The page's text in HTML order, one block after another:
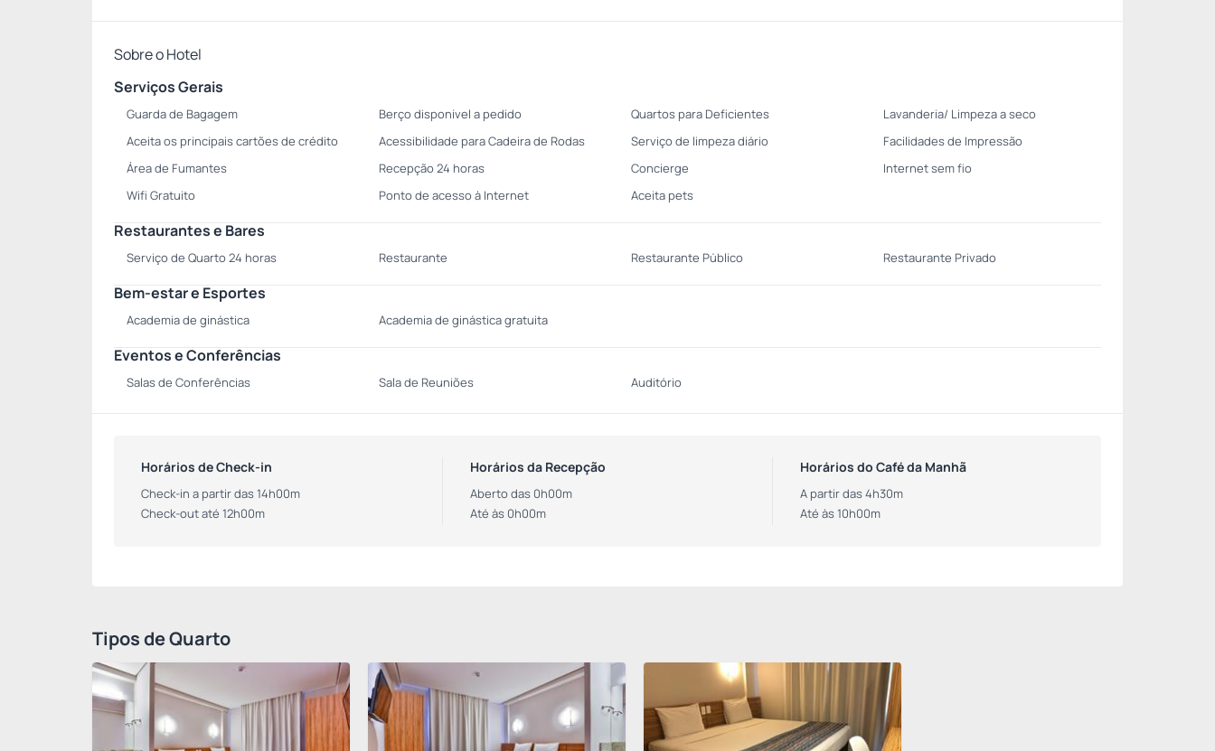
Sobre o Hotel
Serviços Gerais
Guarda de Bagagem Berço disponivel a pedido Quartos para Deficientes
Lavanderia/ Limpeza a seco
Aceita os principais cartões de crédito
Acessibilidade para Cadeira de Rodas Serviço de limpeza diário
Facilidades de Impressão
Área de Fumantes
Recepção 24 horas Concierge
Internet sem fio
Wifi Gratuito
Ponto de acesso à Internet Aceita pets
Restaurantes e Bares
Serviço de Quarto 24 horas Restaurante Restaurante Público Restaurante Privado
Bem-estar e Esportes
Academia de ginástica Academia de ginástica gratuita
Eventos e Conferências
Salas de Conferências Sala de Reuniões Auditório
Horários de Check-in
Check-in a partir das 14h00m
Check-out até 12h00m
Horários da Recepção
Aberto das 0h00m
Até às 0h00m
Horários do Café da Manhã
A partir das 4h30m
Até às 10h00m
Tipos de Quarto